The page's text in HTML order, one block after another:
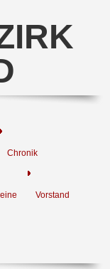
Chronik
Vorstand